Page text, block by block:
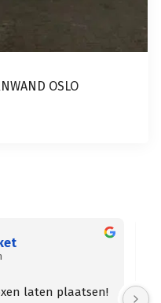
OSLO
laten plaatsen!